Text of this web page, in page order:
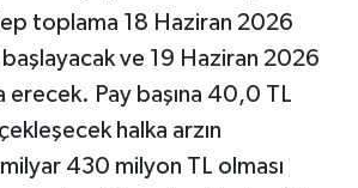
toplama 18 Haziran 2026
ve 19 Haziran 2026
erecek. Pay başına 40,0 TL
halka arzın
430 milyon TL olması